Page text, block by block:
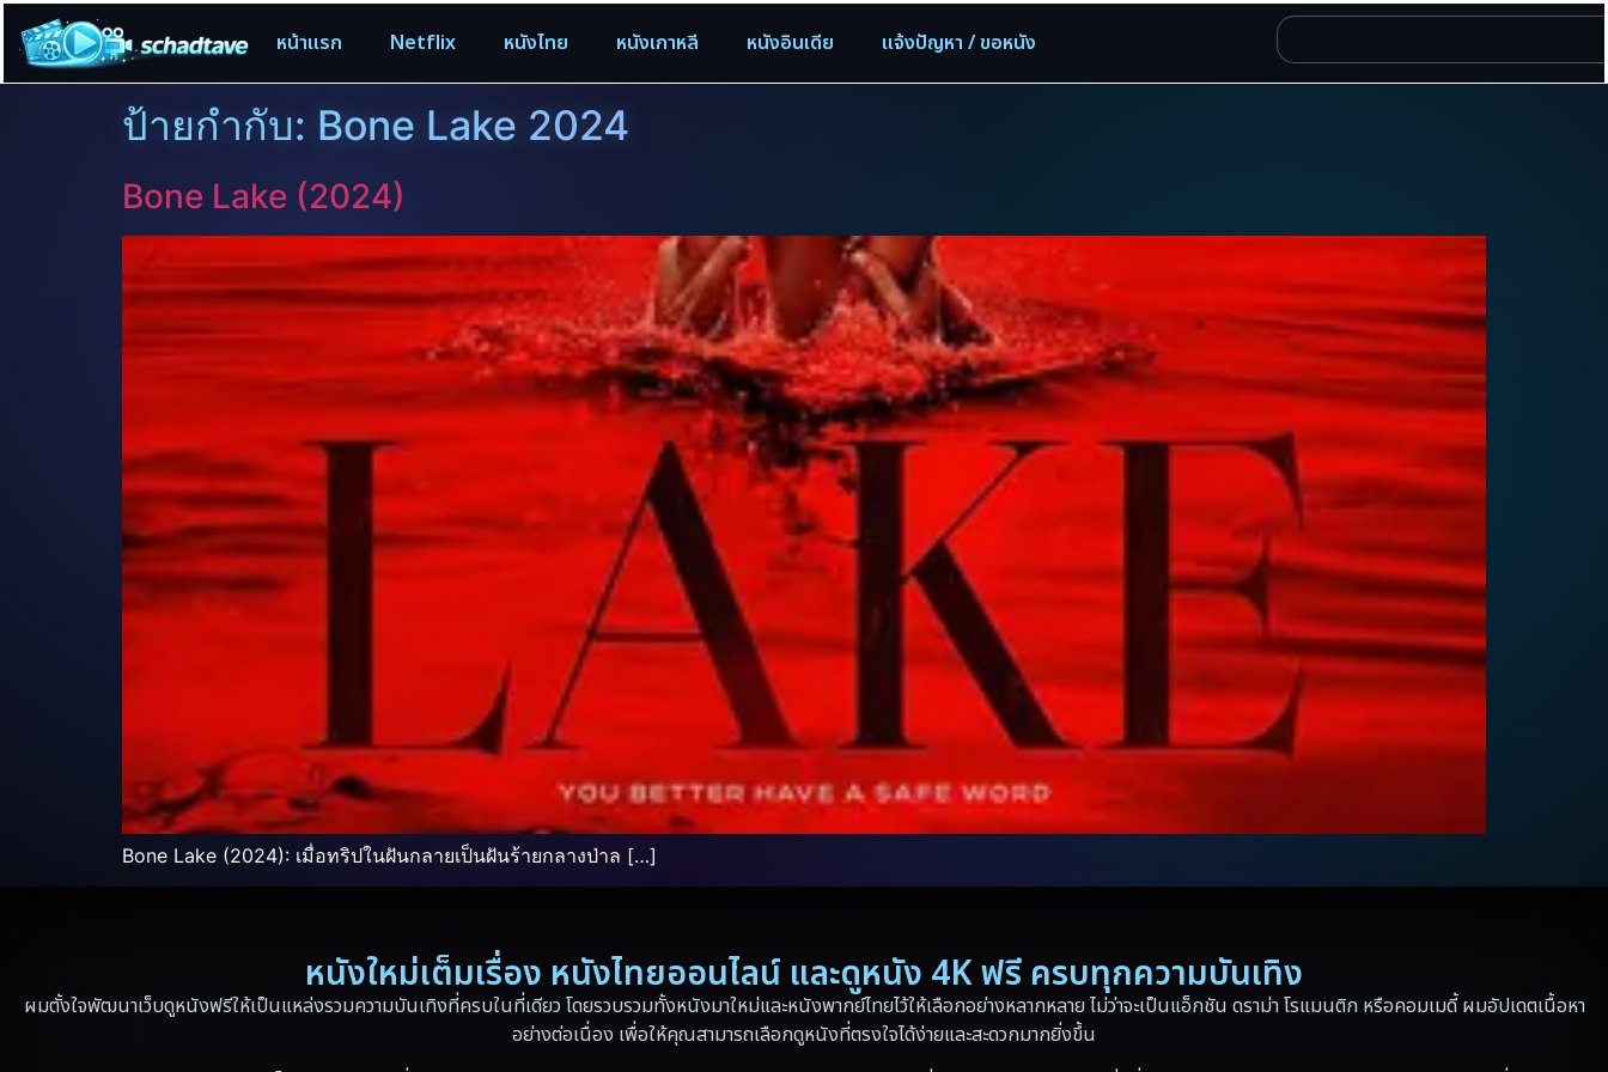
หน้าแรก Netflix หนังไทย หนังเกาหลี หนังอินเดีย แจ้งปัญหา / ขอหนัง
ป้ายกำกับ: Bone Lake 2024
Bone Lake (2024)
Bone Lake (2024): เมื่อทริปในฝันกลายเป็นฝันร้ายกลางป่าล […]
หนังใหม่เต็มเรื่อง หนังไทยออนไลน์ และดูหนัง 4K ฟรี ครบทุกความบันเทิง
ผมตั้งใจพัฒนาเว็บดูหนังฟรีให้เป็นแหล่งรวมความบันเทิงที่ครบในที่เดียว โดยรวบรวมทั้งหนังมาใหม่และหนังพากย์ไทยไว้ให้เลือกอย่างหลากหลาย ไม่ว่าจะเป็นแอ็กชัน ดราม่า โรแมนติก หรือคอมเมดี้ ผมอัปเดตเนื้อหา
อย่างต่อเนื่อง เพื่อให้คุณสามารถเลือกดูหนังที่ตรงใจได้ง่ายและสะดวกมากยิ่งขึ้น